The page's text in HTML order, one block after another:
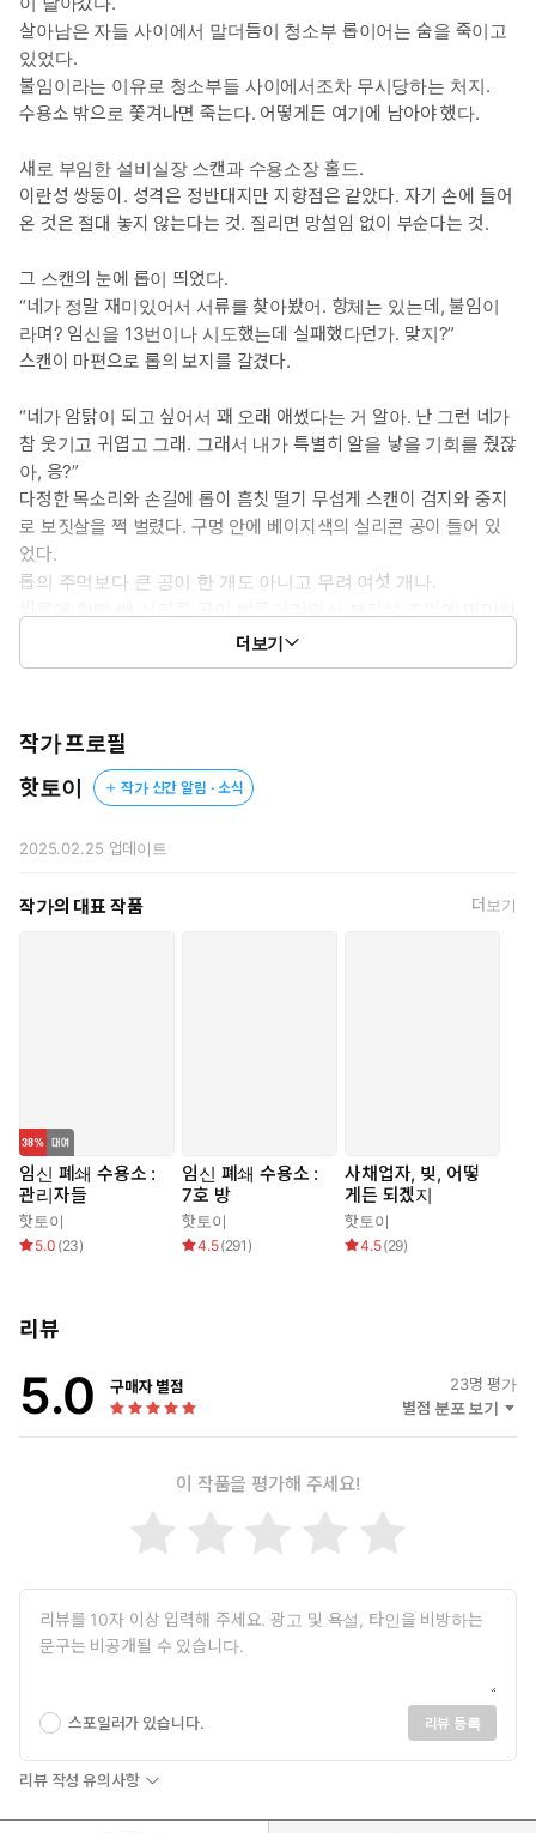
맨스가 보고 싶을 때.
*공감 글귀 : “상을 받고 싶다면 착하게 굴어야 해. 냄새 나는 보짓물
을 흘리는 게 아니라.”
살아남은 자들 사이에서 말더듬이 청소부 롭이어는 숨을 죽이고
있었다.
불임이라는 이유로 청소부들 사이에서조차 무시당하는 처지.
수용소 밖으로 쫓겨나면 죽는다. 어떻게든 여기에 남아야 했다.
새로 부임한 설비실장 스캔과 수용소장 홀드.
이란성 쌍둥이. 성격은 정반대지만 지향점은 같았다. 자기 손에 들어
온 것은 절대 놓지 않는다는 것. 질리면 망설임 없이 부순다는 것.
그 스캔의 눈에 롭이 띄었다.
“네가 정말 재미있어서 서류를 찾아봤어. 항체는 있는데, 불임이
라며? 임신을 13번이나 시도했는데 실패했다던가. 맞지?”
스캔이 마편으로 롭의 보지를 갈겼다.
“네가 암탉이 되고 싶어서 꽤 오래 애썼다는 거 알아. 난 그런 네가
참 웃기고 귀엽고 그래. 그래서 내가 특별히 알을 낳을 기회를 줬잖
아, 응?”
다정한 목소리와 손길에 롭이 흠칫 떨기 무섭게 스캔이 검지와 중지
로 보짓살을 쩍 벌렸다. 구멍 안에 베이지색의 실리콘 공이 들어 있
었다.
롭의 주먹보다 큰 공이 한 개도 아니고 무려 여섯 개나.
그냥 좋았다. 평생 단 한 번도 들어보지 못한 말이었으니까.
쌍둥이가 원하는 대로 하면 된다. 그러면 여기에 남을 수 있다. 쫓
쌍둥이가 자신을 왜 곁에 두는지.
더보기
작가 프로필
핫토이
작가 신간 알림 · 소식
2025.02.25 업데이트
작가의 대표 작품 더보기
임신 폐쇄 수용소 :
관리자들
핫토이
5.0 (23)
임신 폐쇄 수용소 :
7호 방
핫토이
4.5(291 )
사채업자, 빚, 어떻
게든 되겠지
핫토이
4.5(29)
리뷰
5.0 구매자 별점 23명 평가
별점 분포 보기
이 작품을 평가해 주세요!
스포일러가 있습니다. 리뷰 등록
리뷰 작성 유의사항